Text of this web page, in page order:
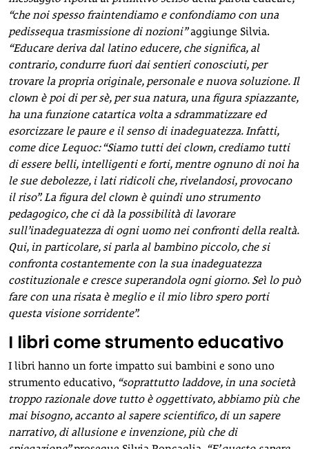
“che noi spesso fraintendiamo e confondiamo con una
pedissequa trasmissione di nozioni”aggiunge Silvia.
“Educare deriva dal latino educere, che significa, al
contrario, condurre fuori dai sentieri conosciuti, per
trovare la propria originale, personale e nuova soluzione. Il
clown è poi di per sè, per sua natura, una figura spiazzante,
ha una funzione catartica volta a sdrammatizzare ed
esorcizzare le paure e il senso di inadeguatezza. Infatti,
come dice Lequoc: “Siamo tutti dei clown, crediamo tutti
di essere belli, intelligenti e forti, mentre ognuno di noi ha
le sue debolezze, i lati ridicoli che, rivelandosi, provocano
il riso”. La figura del clown è quindi uno strumento
pedagogico, che ci dà la possibilità di lavorare
sull’inadeguatezza di ogni uomo nei confronti della realtà.
Qui, in particolare, si parla al bambino piccolo, che si
confronta costantemente con la sua inadeguatezza
costituzionale e cresce superandola ogni giorno. Seì lo può
fare con una risata è meglio e il mio libro spero porti
questa visione sorridente”.
I libri come strumento educativo
I libri hanno un forte impatto sui bambini e sono uno
strumento educativo, “soprattutto laddove, in una società
troppo razionale dove tutto è oggettivato, abbiamo più che
mai bisogno, accanto al sapere scientifico, di un sapere
narrativo, di allusione e invenzione, più che di